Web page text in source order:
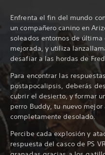
Enfrenta el fin del mundo
un compañero canino en
soleados entornos de última
mejorada, y utiliza
desafiar a las hordas de
Para encontrar las
postapocalipsis, deberás
cubrir el desierto, y formar
perro Buddy, tu nuevo
completamente desolado.
Percibe cada explosión y
respuesta del casco de PS